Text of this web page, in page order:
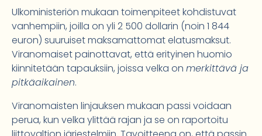
Ulkoministeriön mukaan toimenpiteet kohdistuvat
vanhempiin, joilla on yli 2 500 dollarin (noin 1 844
euron) suuruiset maksamattomat elatusmaksut.
Viranomaiset painottavat, että erityinen huomio
kiinnitetään tapauksiin, joissa velka on merkittävä ja
pitkäaikainen.
Viranomaisten linjauksen mukaan passi voidaan
perua, kun velka ylittää rajan ja se on raportoitu